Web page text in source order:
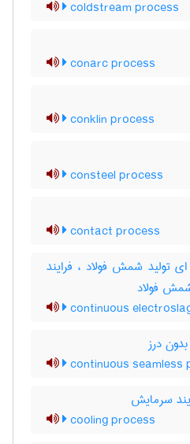
coldstream process
conarc process
conklin process
consteel process
contact process
ای تولید شمش فولاد ، فرایند
شمش فولاد
continuous
درز
continuous seamless
سرمایش
cooling process